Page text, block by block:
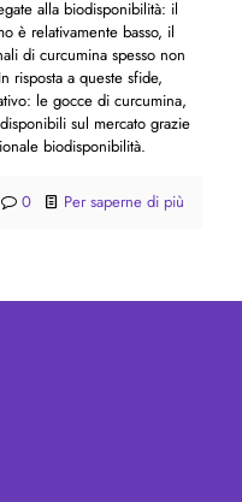
alla biodisponibilità: il
è relativamente basso, il
di curcumina spesso non
risposta a queste sfide,
le gocce di curcumina,
sul mercato grazie
biodisponibilità.
0 Per saperne di più